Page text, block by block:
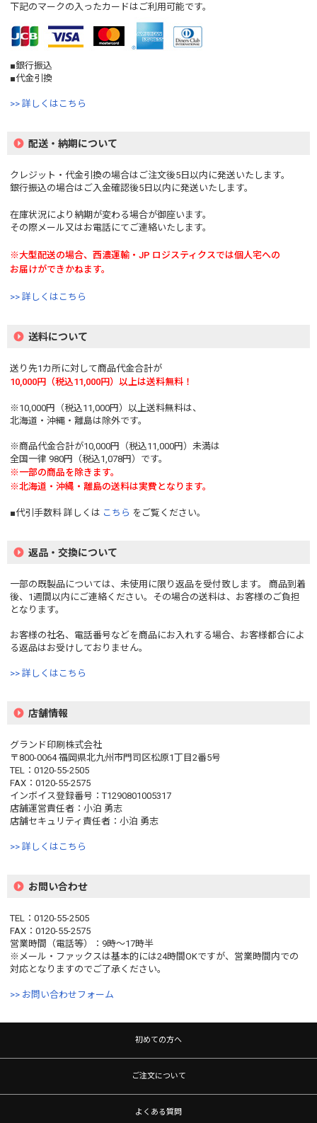
下記のマークの入ったカードはご利用可能です。
■銀行振込
■代金引換
>> 詳しくはこちら
配送・納期について
クレジット・代金引換の場合はご注文後5日以内に発送いたします。
銀行振込の場合はご入金確認後5日以内に発送いたします。
在庫状況により納期が変わる場合が御座います。
その際メール又はお電話にてご連絡いたします。
※大型配送の場合、西濃運輸・JP ロジスティクスでは個人宅への
お届けができかねます。
>> 詳しくはこちら
送料について
送り先1カ所に対して商品代金合計が
10,000円（税込11,000円）以上は送料無料！
※10,000円（税込11,000円）以上送料無料は、
北海道・沖縄・離島は除外です。
※商品代金合計が10,000円（税込11,000円）未満は
全国一律 980円（税込1,078円）です。
※一部の商品を除きます。
※北海道・沖縄・離島の送料は実費となります。
■代引手数料 詳しくは こちら をご覧ください。
返品・交換について
一部の既製品については、未使用に限り返品を受付致します。 商品到着
後、1週間以内にご連絡ください。その場合の送料は、お客様のご負担
となります。
お客様の社名、電話番号などを商品にお入れする場合、お客様都合によ
る返品はお受けしておりません。
>> 詳しくはこちら
店舗情報
グランド印刷株式会社
〒800-0064 福岡県北九州市門司区松原1丁目2番5号
TEL：0120-55-2505
FAX：0120-55-2575
インボイス登録番号：T1290801005317
店舗運営責任者：小泊 勇志
店舗セキュリティ責任者：小泊 勇志
>> 詳しくはこちら
お問い合わせ
TEL：0120-55-2505
FAX：0120-55-2575
営業時間（電話等）：9時〜17時半
※メール・ファックスは基本的には24時間OKですが、営業時間内での
対応となりますのでご了承ください。
>> お問い合わせフォーム
初めての方へ
ご注文について
よくある質問